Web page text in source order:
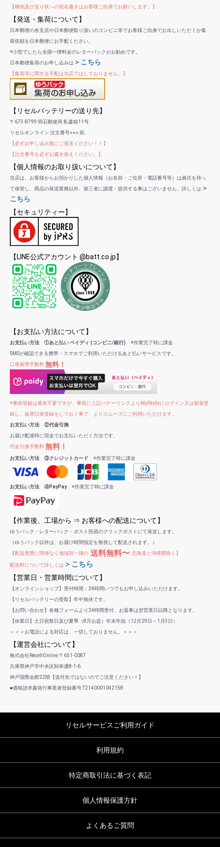
【梱包及び送り状への宛名書きはお客様ご自身でお願いします。】
【発送・集荷について】
日本郵便の各支店や日本郵便取り扱いのコンビニ等でお客様ご自身でお出しいただくか集
荷依頼を日本郵便にお手配ください。
※小型でしたら全国一律料金のレターパックがお勧めです。
日本郵便集荷のお申し込みは ＞こちら
【集荷等に関する手配は当店ではしておりません。】
【リセルバッテリーの送り先】
〒673-8799 明石郵便局 私書箱11号
リセルオンライン 注文番号○○○ 宛
【必ずお申し込み後にご発送ください！！】
【注文番号を必ずお書き添えください。】
【個人情報のお取り扱いについて】
当店は、お客様からお預かりした個人情報（お名前・ご住所・電話番号等）は責任を持っ
て保管し、商品の発送業務以外、第三者に譲渡・提供する事はございません。詳しくは ＞
こちら
【セキュリティー】
【LINE公式アカウント @batt.co.jp】
【お支払い方法について】
お支払い方法 ①あと払い ペイディ (コンビニ/銀行) ※作業完了時に課金
SMSが確認できる携帯・スマホでご利用いただけるあと払いサービスです。
口座振替手数料無料！
※事前登録は基本不要ですが、事前に上記バナーリンクよりMyPaidyにログイン又は新規登
録し、振替口座登録をしておく事で、よりスムーズにご利用いただけます。
お支払い方法 ②代金引換
お届け配達時に現金でお支払いただく方法です。
代金引換手数料無料！
お支払い方法 ③クレジットカード ※作業完了時に課金
お支払い方法 ④PayPay※作業完了時に課金
【作業後、工場から ⇒ お客様への配送について】
ゆうパック・レターパック・ポスト投函のクリックポストにて発送します。
（ゆうパック以外は、お届け時間指定を無視して配送されます。）
【配送形態に関係なく地域別一律の 送料無料〜 北海道と沖縄県除く】
配送料について詳しくは ＞こちら
【営業日・営業時間について】
【オンラインショップ】受付時間：24時間いつでもお申し込みいただけます。
【リセルバッテリーの受取】年中無休です。
【お問い合わせ】各種フォームより24時間受付、お返事は翌営業日以降となります。
【休業日】土日祝祭日及び夏季（8月お盆）年末年始（12月29日～1月3日）
＜＜＜お電話による対応は、一切しておりません。＞＞＞
【運営会社について】
株式会社RecellOnline 〒651-0087
兵庫県神戸市中央区卸幸通8-1-6
神戸国際会館22階【送付先ではないのでご注意ください！】
■適格請求書発行事業者登録番号:T2140001042158
リセルサービスご利用ガイド
利用規約
特定商取引法に基づく表記
個人情報保護方針
よくあるご質問